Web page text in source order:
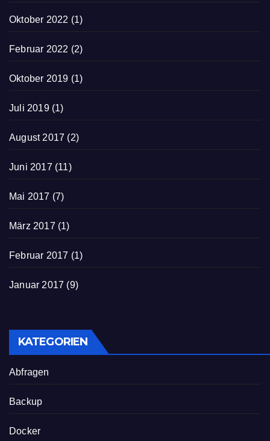
Oktober 2022 (1)
Februar 2022 (2)
Oktober 2019 (1)
Juli 2019(1)
August 2017 (2)
Juni 2017 (11)
Mai 2017 (7)
März 2017 (1)
Februar 2017 (1)
Januar 2017 (9)
KATEGORIEN
Abfragen
Backup
Docker